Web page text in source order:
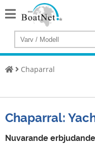
Home
Köp
yacht
säljare
Chaparral
Chaparral:
Nuvarande